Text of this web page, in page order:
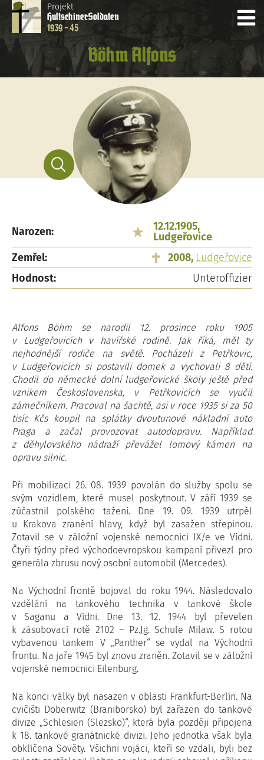
Projekt
HultschinerSoldaten
1939 - 45
Böhm Alfons
Narozen:
12.12.1905,
Ludgeřovice
Zemřel:
2008, Ludgeřovice
Hodnost:
Unteroffizier
Alfons Böhm se narodil 12. prosince roku 1905
v Ludgeřovicích v havířské rodině. Jak říká, měl ty
nejhodnější rodiče na světě. Pocházeli z Petřkovic,
v Ludgeřovicích si postavili domek a vychovali 8 dětí.
Chodil do německé dolní ludgeřovické školy ještě před
vznikem Československa, v Petřkovicích se vyučil
zámečníkem. Pracoval na šachtě, asi v roce 1935 si za 50
tisíc Kčs koupil na splátky dvoutunové nákladní auto
Praga a začal provozovat autodopravu. Například
z děhylovského nádraží převážel lomový kámen na
opravu silnic.
Při mobilizaci 26. 08. 1939 povolán do služby spolu se
svým vozidlem, které musel poskytnout. V září 1939 se
zúčastnil polského tažení. Dne 19. 09. 1939 utrpěl
u Krakova zranění hlavy, když byl zasažen střepinou.
Zotavil se v záložní vojenské nemocnici IX/e ve Vídni.
Čtyři týdny před východoevropskou kampaní přivezl pro
generála zbrusu nový osobní automobil (Mercedes).
Na Východní frontě bojoval do roku 1944. Následovalo
vzdělání na tankového technika v tankové škole
v Saganu a Vídni. Dne 13. 12. 1944 byl převelen
k zásobovací rotě 2102 – Pz.Jg. Schule Milaw. S rotou
vybavenou tankem V „Panther“ se vydal na Východní
frontu. Na jaře 1945 byl znovu zraněn. Zotavil se v záložní
vojenské nemocnici Eilenburg.
Na konci války byl nasazen v oblasti Frankfurt-Berlín. Na
cvičišti Döberwitz (Braniborsko) byl zařazen do tankové
divize „Schlesien (Slezsko)“, která byla později připojena
k 18. tankové granátnické divizi. Jeho jednotka však byla
obklíčena Sověty. Všichni vojáci, kteří se vzdali, byli bez